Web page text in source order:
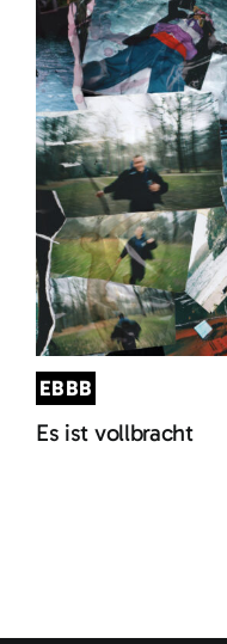
EBBB
Es ist vollbracht